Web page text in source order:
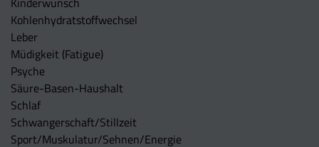
Kohlenhydratstoffwechsel
Leber
Müdigkeit (Fatigue)
Psyche
Säure-Basen-Haushalt
Schlaf
Schwangerschaft/Stillzeit
Sport/Muskulatur/Sehnen/Energie